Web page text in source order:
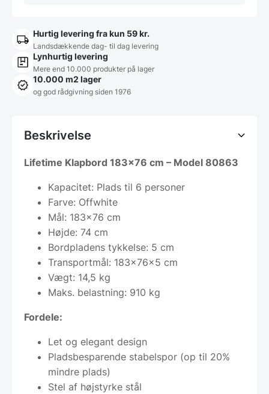
Hurtig levering fra kun 59 kr.
Landsdækkende dag- til dag levering
Lynhurtig levering
Mere end 10.000 produkter på lager
10.000 m2 lager
og god rådgivning siden 1976
Beskrivelse
Lifetime Klapbord 183×76 cm – Model 80863
Kapacitet: Plads til 6 personer
Farve: Offwhite
Mål: 183×76 cm
Højde: 74 cm
Bordpladens tykkelse: 5 cm
Transportmål: 183x76x5 cm
Vægt: 14,5 kg
Maks. belastning: 910 kg
Fordele:
Let og elegant design
Pladsbesparende stabelspor (op til 20%
mindre plads)
Stel af højstyrke stål